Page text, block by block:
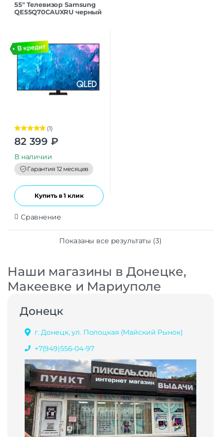
55″ Телевизор Samsung
QE55Q70CAUXRU черный
Оценка5.00
из 5
(1)
82 399 ₽
В наличии
Гарантия 12 месяцев
Купить в 1 клик
Сравнение
Показаны все результаты (3)
Наши магазины в Донецке,
Макеевке и Мариуполе
Донецк
г. Донецк, ул. Полоцкая (Майский Рынок)
+7(949)556-04-97